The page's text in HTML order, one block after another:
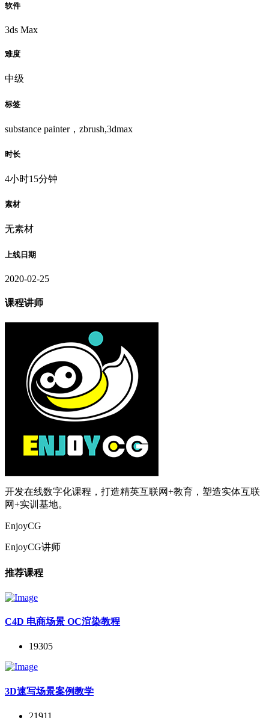
软件
3ds Max
难度
中级
标签
substance painter，zbrush,3dmax
时长
4小时15分钟
素材
无素材
上线日期
2020-02-25
课程讲师
开发在线数字化课程，打造精英互联网+教育，塑造实体互联
网+实训基地。
EnjoyCG
EnjoyCG讲师
推荐课程
C4D 电商场景 OC渲染教程
19305
3D速写场景案例教学
21911